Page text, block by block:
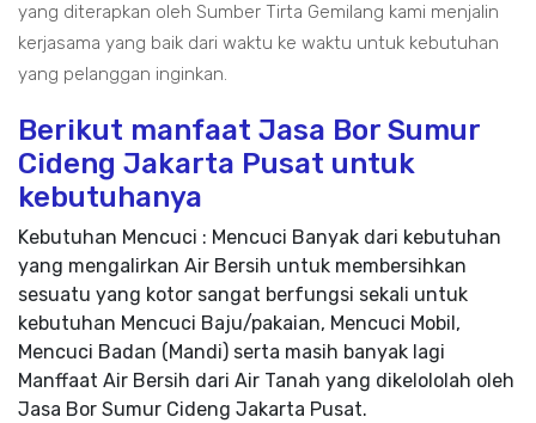
yang diterapkan oleh Sumber Tirta Gemilang kami menjalin
kerjasama yang baik dari waktu ke waktu untuk kebutuhan
yang pelanggan inginkan.
Berikut manfaat Jasa Bor Sumur
Cideng Jakarta Pusat untuk
kebutuhanya
Kebutuhan Mencuci : Mencuci Banyak dari kebutuhan
yang mengalirkan Air Bersih untuk membersihkan
sesuatu yang kotor sangat berfungsi sekali untuk
kebutuhan Mencuci Baju/pakaian, Mencuci Mobil,
Mencuci Badan (Mandi) serta masih banyak lagi
Manffaat Air Bersih dari Air Tanah yang dikelololah oleh
Jasa Bor Sumur Cideng Jakarta Pusat.